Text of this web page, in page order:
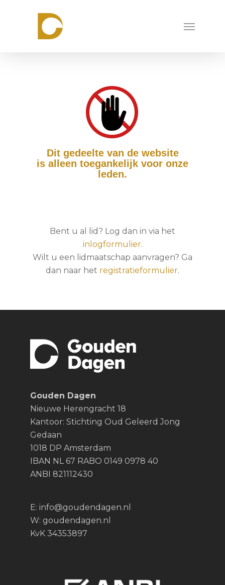
Menu
Dit gedeelte van de website
is alleen toegankelijk voor onze
leden.
Bent u al lid? Log dan in via het
inlogformulier.
Wilt u een lidmaatschap aanvragen? Ga
dan naar het registratieformulier.
Gouden Dagen
Nieuwe Herengracht 18
Kantoor: Stichting Oud Geleerd Jong
Gedaan
1018 DP Amsterdam
IBAN NL 67 RABO 0149 0978 40
ANBI 821112430
E: info@goudendagen.nl
W: goudendagen.nl
KvK 34353897